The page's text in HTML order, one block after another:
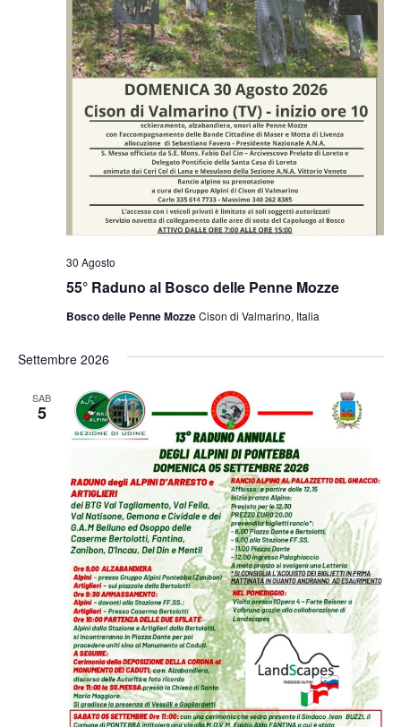
55° Raduno al Bosco delle Penne Mozze
30 Agosto
Bosco delle Penne MozzeCison di Valmarino, Italia
Settembre 2026
SAB
5